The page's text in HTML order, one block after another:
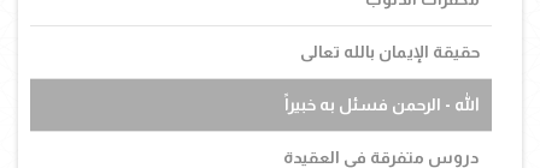
حقيقة الإيمان بالله تعالى
الله - الرحمن فسئل به خبيراً
دروس متفرقة في العقيدة